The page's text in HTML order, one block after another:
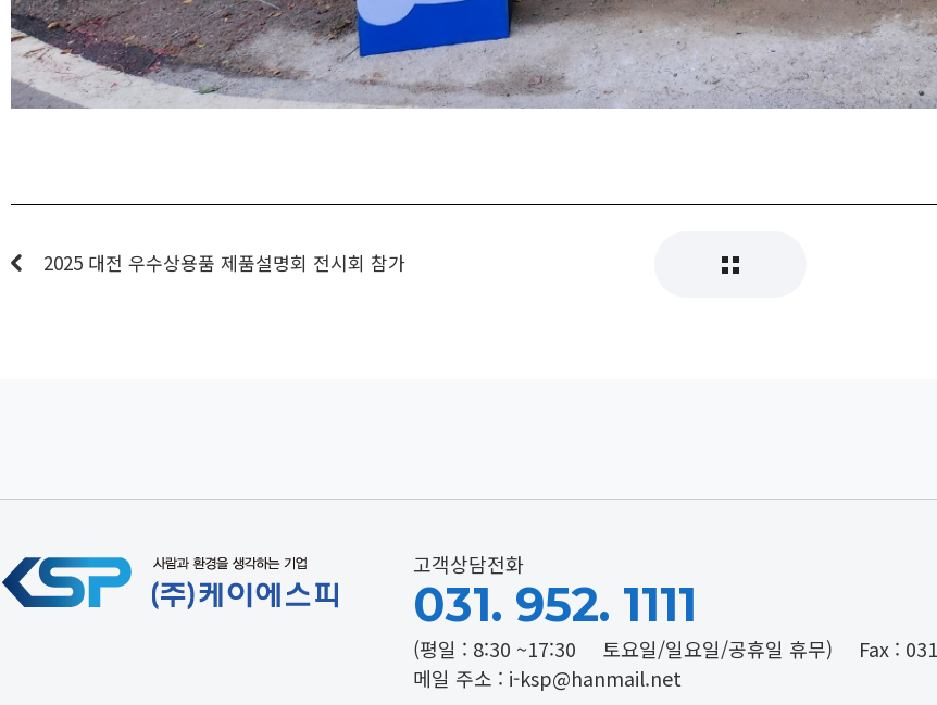
2025 대전 우수상용품 제품설명회 전시회 참가
고객상담전화
031. 952. 1111
(평일 : 8:30 ~17:30 토요일/일요일/공휴일 휴무)
Fax :
메일 주소 : i-ksp@hanmail.net